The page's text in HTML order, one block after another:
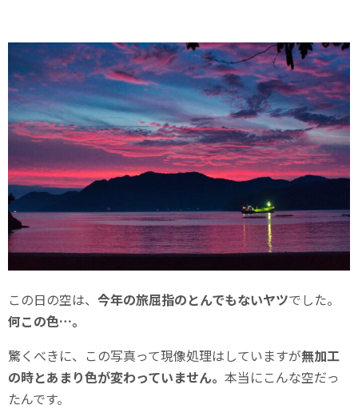
この日の空は、 今年の旅屈指のとんでもないヤツでした。
何この色…。
驚くべきに、この写真って現像処理はしていますが無加工
の時とあまり色が変わっていません。 本当にこんな空だっ
たんです。